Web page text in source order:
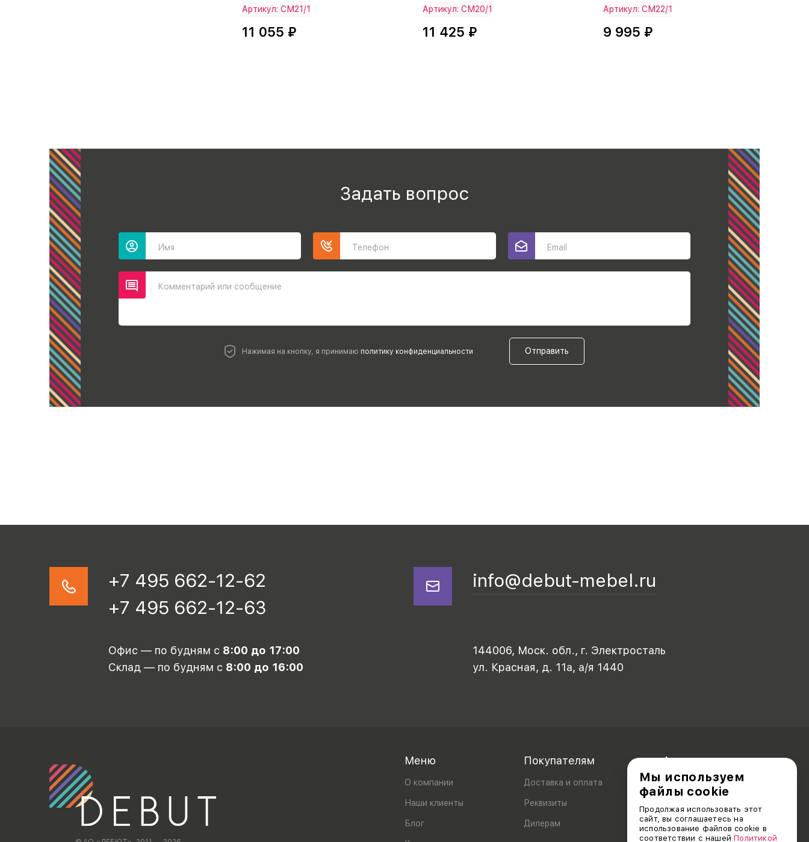
Артикул: СМ21/1
11 055 ₽
Артикул: СМ20/1
11 425 ₽
Артикул: СМ22/1
9 995 ₽
Задать вопрос
Имя Телефон Email
Комментарий или сообщение
Нажимая на кнопку, я принимаю политику конфиденциальности Отправить
+7 495 662-12-62
+7 495 662-12-63
info@debut-mebel.ru
Офис — по будням с 8:00 до 17:00
Склад — по будням с 8:00 до 16:00
144006, Моск. обл., г. Электросталь
ул. Красная, д. 11а, а/я 1440
Меню
О компании
Наши клиенты
Блог
Покупателям
Доставка и оплата
Реквизиты
Дилерам
Акционерам
Мы используем
файлы cookie
Продолжая использовать этот
сайт, вы соглашаетесь на
использование файлов cookie в
соответствии с нашейПолитикой